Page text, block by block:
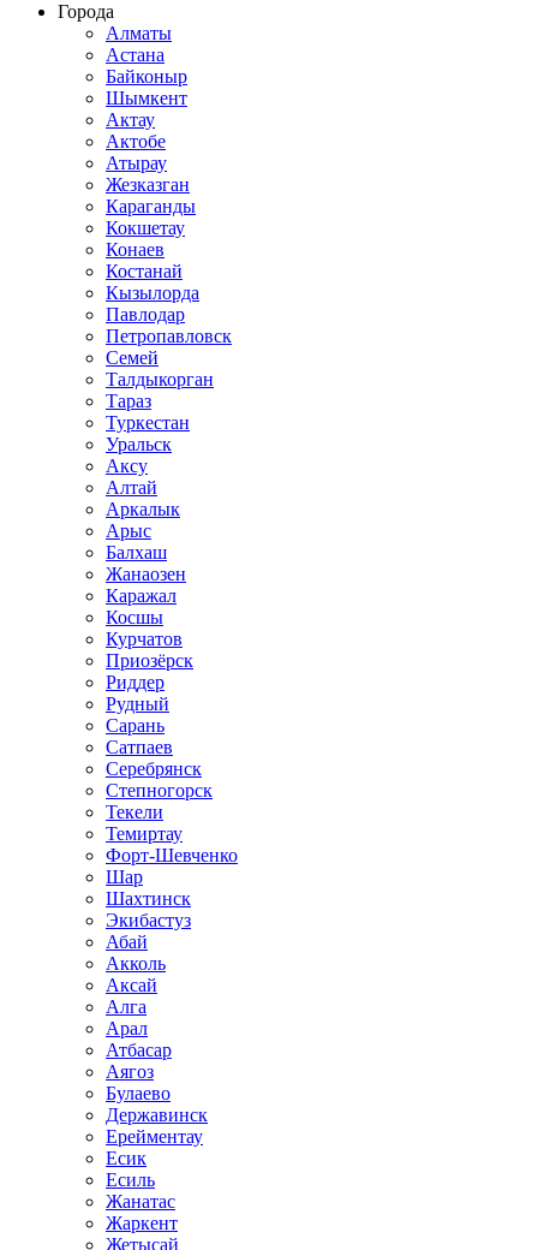
Города
Алматы
Астана
Байконыр
Шымкент
Актау
Актобе
Атырау
Жезказган
Караганды
Кокшетау
Конаев
Костанай
Кызылорда
Павлодар
Петропавловск
Семей
Талдыкорган
Тараз
Туркестан
Уральск
Аксу
Алтай
Аркалык
Арыс
Балхаш
Жанаозен
Каражал
Косшы
Курчатов
Приозёрск
Риддер
Рудный
Сарань
Сатпаев
Серебрянск
Степногорск
Текели
Темиртау
Форт-Шевченко
Шар
Шахтинск
Экибастуз
Абай
Акколь
Аксай
Алга
Арал
Атбасар
Аягоз
Булаево
Державинск
Ерейментау
Есик
Есиль
Жанатас
Жаркент
Жетысай